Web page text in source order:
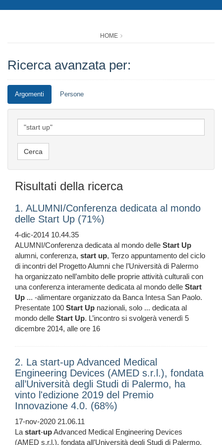
HOME
Ricerca avanzata per:
Argomenti Persone
Risultati della ricerca
1. ALUMNI/Conferenza dedicata al mondo
delle Start Up (71%)
4-dic-2014 10.44.35
ALUMNI/Conferenza dedicata al mondo delle Start Up
alumni, conferenza, start up, Terzo appuntamento del ciclo
di incontri del Progetto Alumni che l’Università di Palermo
ha organizzato nell’ambito delle proprie attività culturali con
una conferenza interamente dedicata al mondo delle Start
Up ... -alimentare organizzato da Banca Intesa San Paolo.
Presentate 100 Start Up nazionali, solo ... dedicata al
mondo delle Start Up. L’incontro si svolgerà venerdì 5
dicembre 2014, alle ore 16
2. La start-up Advanced Medical
Engineering Devices (AMED s.r.l.), fondata
all’Università degli Studi di Palermo, ha
vinto l'edizione 2019 del Premio
Innovazione 4.0. (68%)
17-nov-2020 21.06.11
Lastart-upAdvanced Medical Engineering Devices
(AMED s.r.l.), fondata all’Università degli Studi di Palermo,